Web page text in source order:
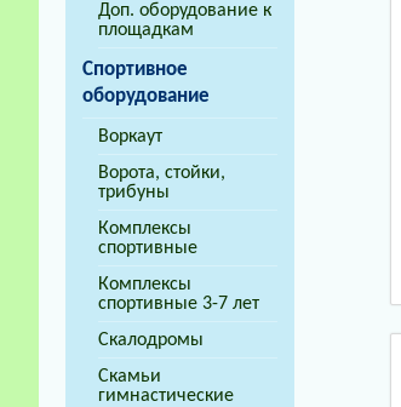
Доп. оборудование к
площадкам
Спортивное
оборудование
Воркаут
Ворота, стойки,
трибуны
Комплексы
спортивные
Комплексы
спортивные 3-7 лет
Скалодромы
Скамьи
гимнастические